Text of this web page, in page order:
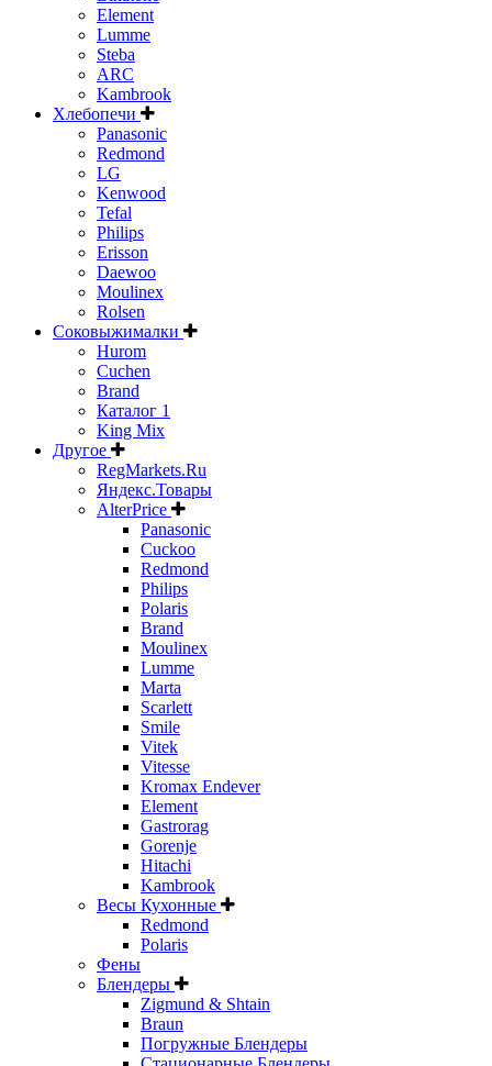
Element
Lumme
Steba
ARC
Kambrook
Хлебопечи
Panasonic
Redmond
LG
Kenwood
Tefal
Philips
Erisson
Daewoo
Moulinex
Rolsen
Соковыжималки
Hurom
Cuchen
Brand
Каталог 1
King Mix
Другое
RegMarkets.Ru
Яндекс.Товары
AlterPrice
Panasonic
Cuckoo
Redmond
Philips
Polaris
Brand
Moulinex
Lumme
Marta
Scarlett
Smile
Vitek
Vitesse
Kromax Endever
Element
Gastrorag
Gorenje
Hitachi
Kambrook
Весы Кухонные
Redmond
Polaris
Фены
Блендеры
Zigmund & Shtain
Braun
Погружные Блендеры